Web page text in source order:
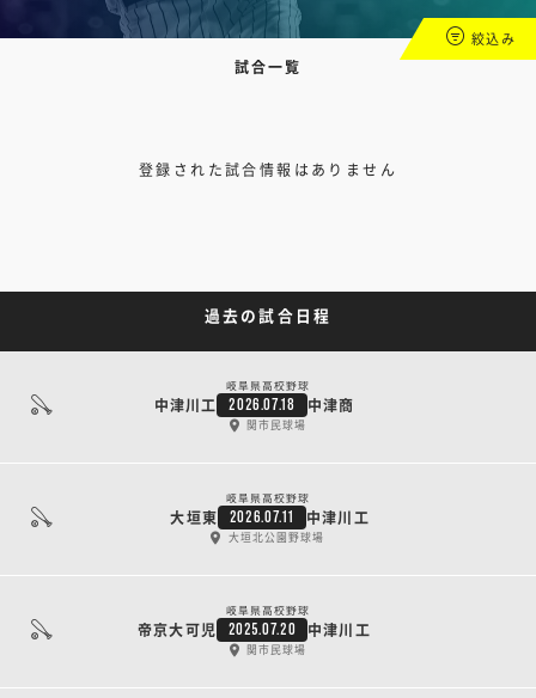
試合一覧
絞込み
登録された試合情報はありません
過去の試合日程
岐阜県高校野球
中津川工 2026.07.18 中津商
関市民球場
岐阜県高校野球
大垣東 2026.07.11 中津川工
大垣北公園野球場
岐阜県高校野球
帝京大可児 2025.07.20 中津川工
関市民球場